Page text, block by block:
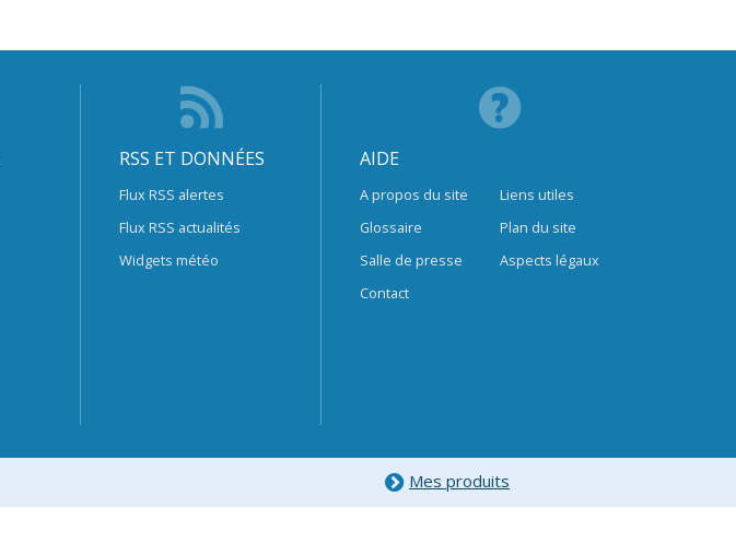
RSS ET DONNÉES
Flux RSS alertes
Flux RSS actualités
Widgets météo
AIDE
A propos du site
Glossaire
Salle de presse
Contact
Liens utiles
Plan du site
Aspects légaux
Mes produits